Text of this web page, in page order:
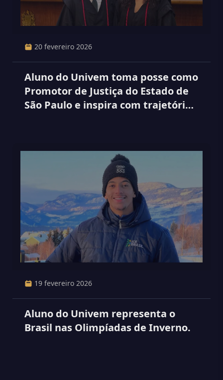
20 fevereiro 2026
Aluno do Univem toma posse como
Promotor de Justiça do Estado de
São Paulo e inspira com trajetória
19 fevereiro 2026
Aluno do Univem representa o
Brasil nas Olimpíadas de Inverno.